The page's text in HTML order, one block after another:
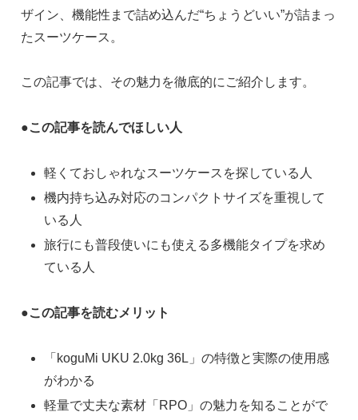
ザイン、機能性まで詰め込んだ“ちょうどいい”が詰まっ
たスーツケース。
この記事では、その魅力を徹底的にご紹介します。
●この記事を読んでほしい人
軽くておしゃれなスーツケースを探している人
機内持ち込み対応のコンパクトサイズを重視して
いる人
旅行にも普段使いにも使える多機能タイプを求め
ている人
●この記事を読むメリット
「koguMi UKU 2.0kg 36L」の特徴と実際の使用感
がわかる
軽量で丈夫な素材「RPO」の魅力を知ることがで